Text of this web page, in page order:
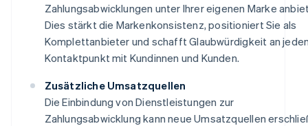
Zahlungsabwicklungen unter Ihrer eigenen Marke
Dies stärkt die Markenkonsistenz, positioniert Sie als
Komplettanbieter und schafft Glaubwürdigkeit an
Kontaktpunkt mit Kundinnen und Kunden.
Zusätzliche Umsatzquellen
Die Einbindung von Dienstleistungen zur
Zahlungsabwicklung kann neue Umsatzquellen